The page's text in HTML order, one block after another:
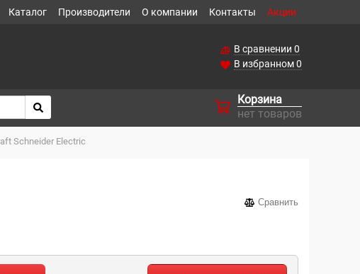
Каталог Производители О компании Контакты Акции
В сравнении 0
В избранном0
Корзина
нет товаров
Schneider Electric
Сравнить